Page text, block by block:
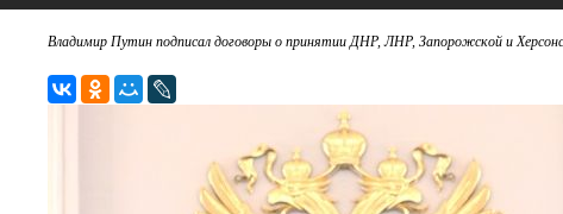
Владимир Путин подписал договоры о принятии ДНР, ЛНР, Запорожской и